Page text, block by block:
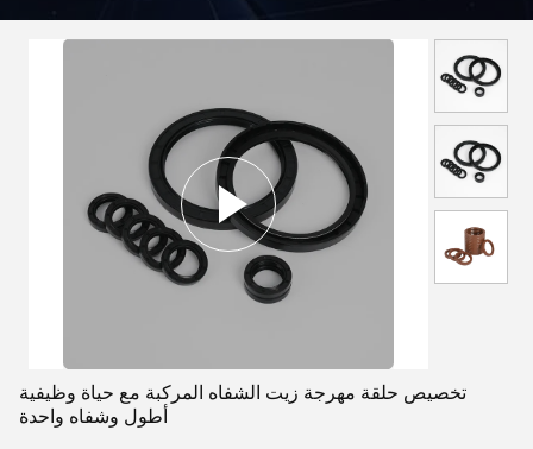
تخصيص حلقة مهرجة زيت الشفاه المركبة مع حياة وظيفية
أطول وشفاه واحدة